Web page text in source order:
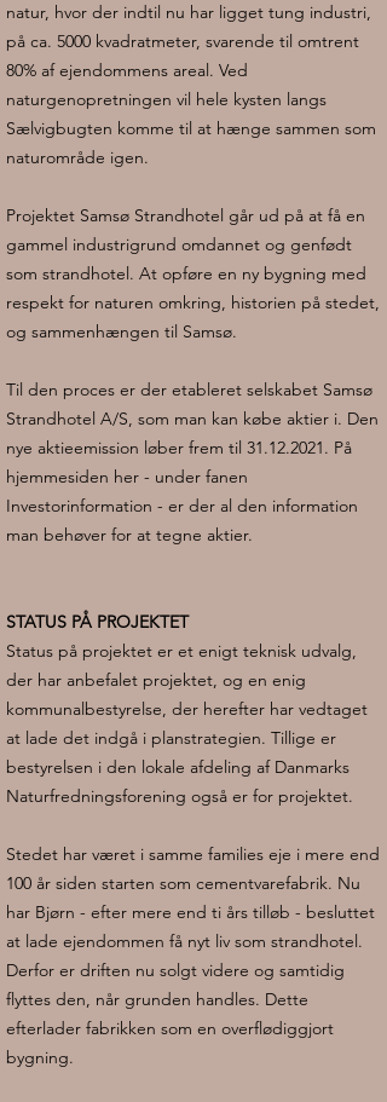
natur, hvor der indtil nu har ligget tung industri,
på ca. 5000 kvadratmeter, svarende til omtrent
80% af ejendommens areal. Ved
naturgenopretningen vil hele kysten langs
Sælvigbugten komme til at hænge sammen som
naturområde igen.
Projektet Samsø Strandhotel går ud på at få en
gammel industrigrund omdannet og genfødt
som strandhotel. At opføre en ny bygning med
respekt for naturen omkring, historien på stedet,
og sammenhængen til Samsø.
Til den proces er der etableret selskabet Samsø
Strandhotel A/S, som man kan købe aktier i. Den
nye aktieemission løber frem til 31.12.2021. På
hjemmesiden her - under fanen
Investorinformation - er der al den information
man behøver for at tegne aktier.
STATUS PÅ PROJEKTET
Status på projektet er et enigt teknisk udvalg,
der har anbefalet projektet, og en enig
kommunalbestyrelse, der herefter har vedtaget
at lade det indgå i planstrategien. Tillige er
bestyrelsen i den lokale afdeling af Danmarks
Naturfredningsforening også er for projektet.
Stedet har været i samme families eje i mere end
100 år siden starten som cementvarefabrik. Nu
har Bjørn - efter mere end ti års tilløb - besluttet
at lade ejendommen få nyt liv som strandhotel.
Derfor er driften nu solgt videre og samtidig
flyttes den, når grunden handles. Dette
efterlader fabrikken som en overflødiggjort
bygning.